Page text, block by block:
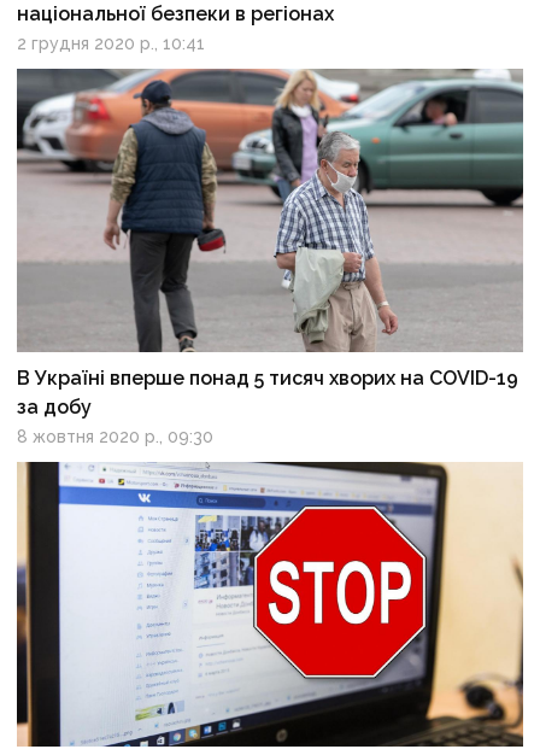
національної безпеки в регіонах
2 грудня 2020 р., 10:41
В Україні вперше понад 5 тисяч хворих на COVID-19
за добу
8 жовтня 2020 р., 09:30